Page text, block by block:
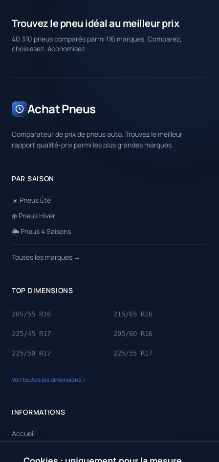
Trouvez le pneu idéal au meilleur prix
40 310 pneus comparés parmi 116 marques. Comparez,
choisissez, économisez.
Achat Pneus
Comparateur de prix de pneus auto. Trouvez le meilleur
rapport qualité-prix parmi les plus grandes marques.
PAR SAISON
☀️ Pneus Été
❄️ Pneus Hiver
🌦️ Pneus 4 Saisons
Toutes les marques →
TOP DIMENSIONS
205/55 R16 215/65 R16
225/45 R17 205/60 R16
225/50 R17 225/55 R17
Voir toutes les dimensions
INFORMATIONS
Accueil